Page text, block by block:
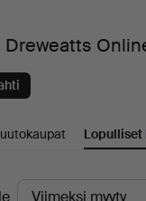
Dreweatts
Lopulliset